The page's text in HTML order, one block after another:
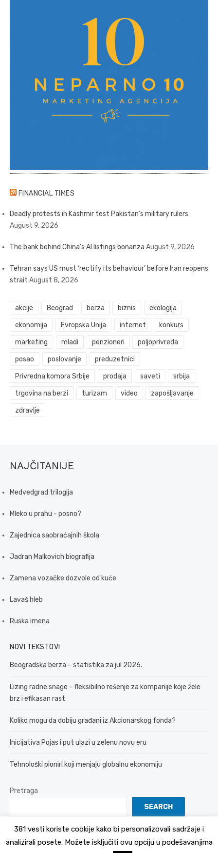
FINANCIAL TIMES
Deadly protests in Kashmir test Pakistan’s military rulers
August 9, 2026
The bank behind China’s AI listings bonanza August 9, 2026
Tehran says US must ‘rectify its behaviour’ before Iran reopens
strait August 8, 2026
akcije Beograd berza biznis ekologija
ekonomija Evropska Unija internet konkurs
marketing mladi penzioneri poljoprivreda
posao poslovanje preduzetnici
Privredna komora Srbije prodaja saveti srbija
trgovina na berzi turizam video zapošljavanje
zdravlje
NAJČITANIJE
Medvedgrad trilogija
Mleko u prahu - posno?
Zajednica saobraćajnih škola
Jadran Malkovich biografija
Zamena vozačke dozvole od kuće
Lavaš hleb
Ruska imena
NOVI TEKSTOVI
Beogradska berza – statistika za jul 2026.
Lizing radne snage – fleksibilno rešenje za kompanije koje žele
brz i efikasan rast
Koliko mogu da dobiju građani iz Akcionarskog fonda?
Inicijativa Pojas i put ulazi u zelenu novu eru
Tehnološki pioniri koji menjaju globalnu ekonomiju
Pretraga
SEARCH
Politika Privatnosti
381 vesti koriste cookije kako bi personalizovali sadržaje i
analizirali posete. Možete isključiti ovu opciju u podešavanjima